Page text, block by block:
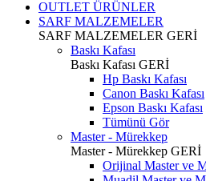
OUTLET ÜRÜNLER
SARF MALZEMELER
SARF MALZEMELER GERİ
Baskı Kafası
Baskı Kafası GERİ
Hp Baskı Kafası
Canon Baskı Kafası
Epson Baskı Kafası
Tümünü Gör
Master - Mürekkep
Master - Mürekkep GERİ
Orijinal Master ve